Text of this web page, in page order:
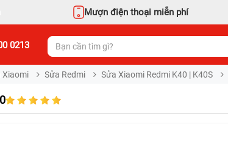
Mượn điện thoại miễn phí
0213
Xiaomi Sửa Redmi Sửa Xiaomi Redmi K40 | K40S